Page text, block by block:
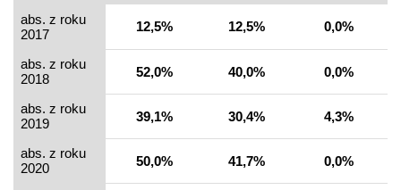
abs. z roku
2017
12,5% 12,5% 0,0%
abs. z roku
2018
52,0% 40,0% 0,0%
abs. z roku
2019
39,1% 30,4% 4,3%
abs. z roku
2020
50,0% 41,7% 0,0%